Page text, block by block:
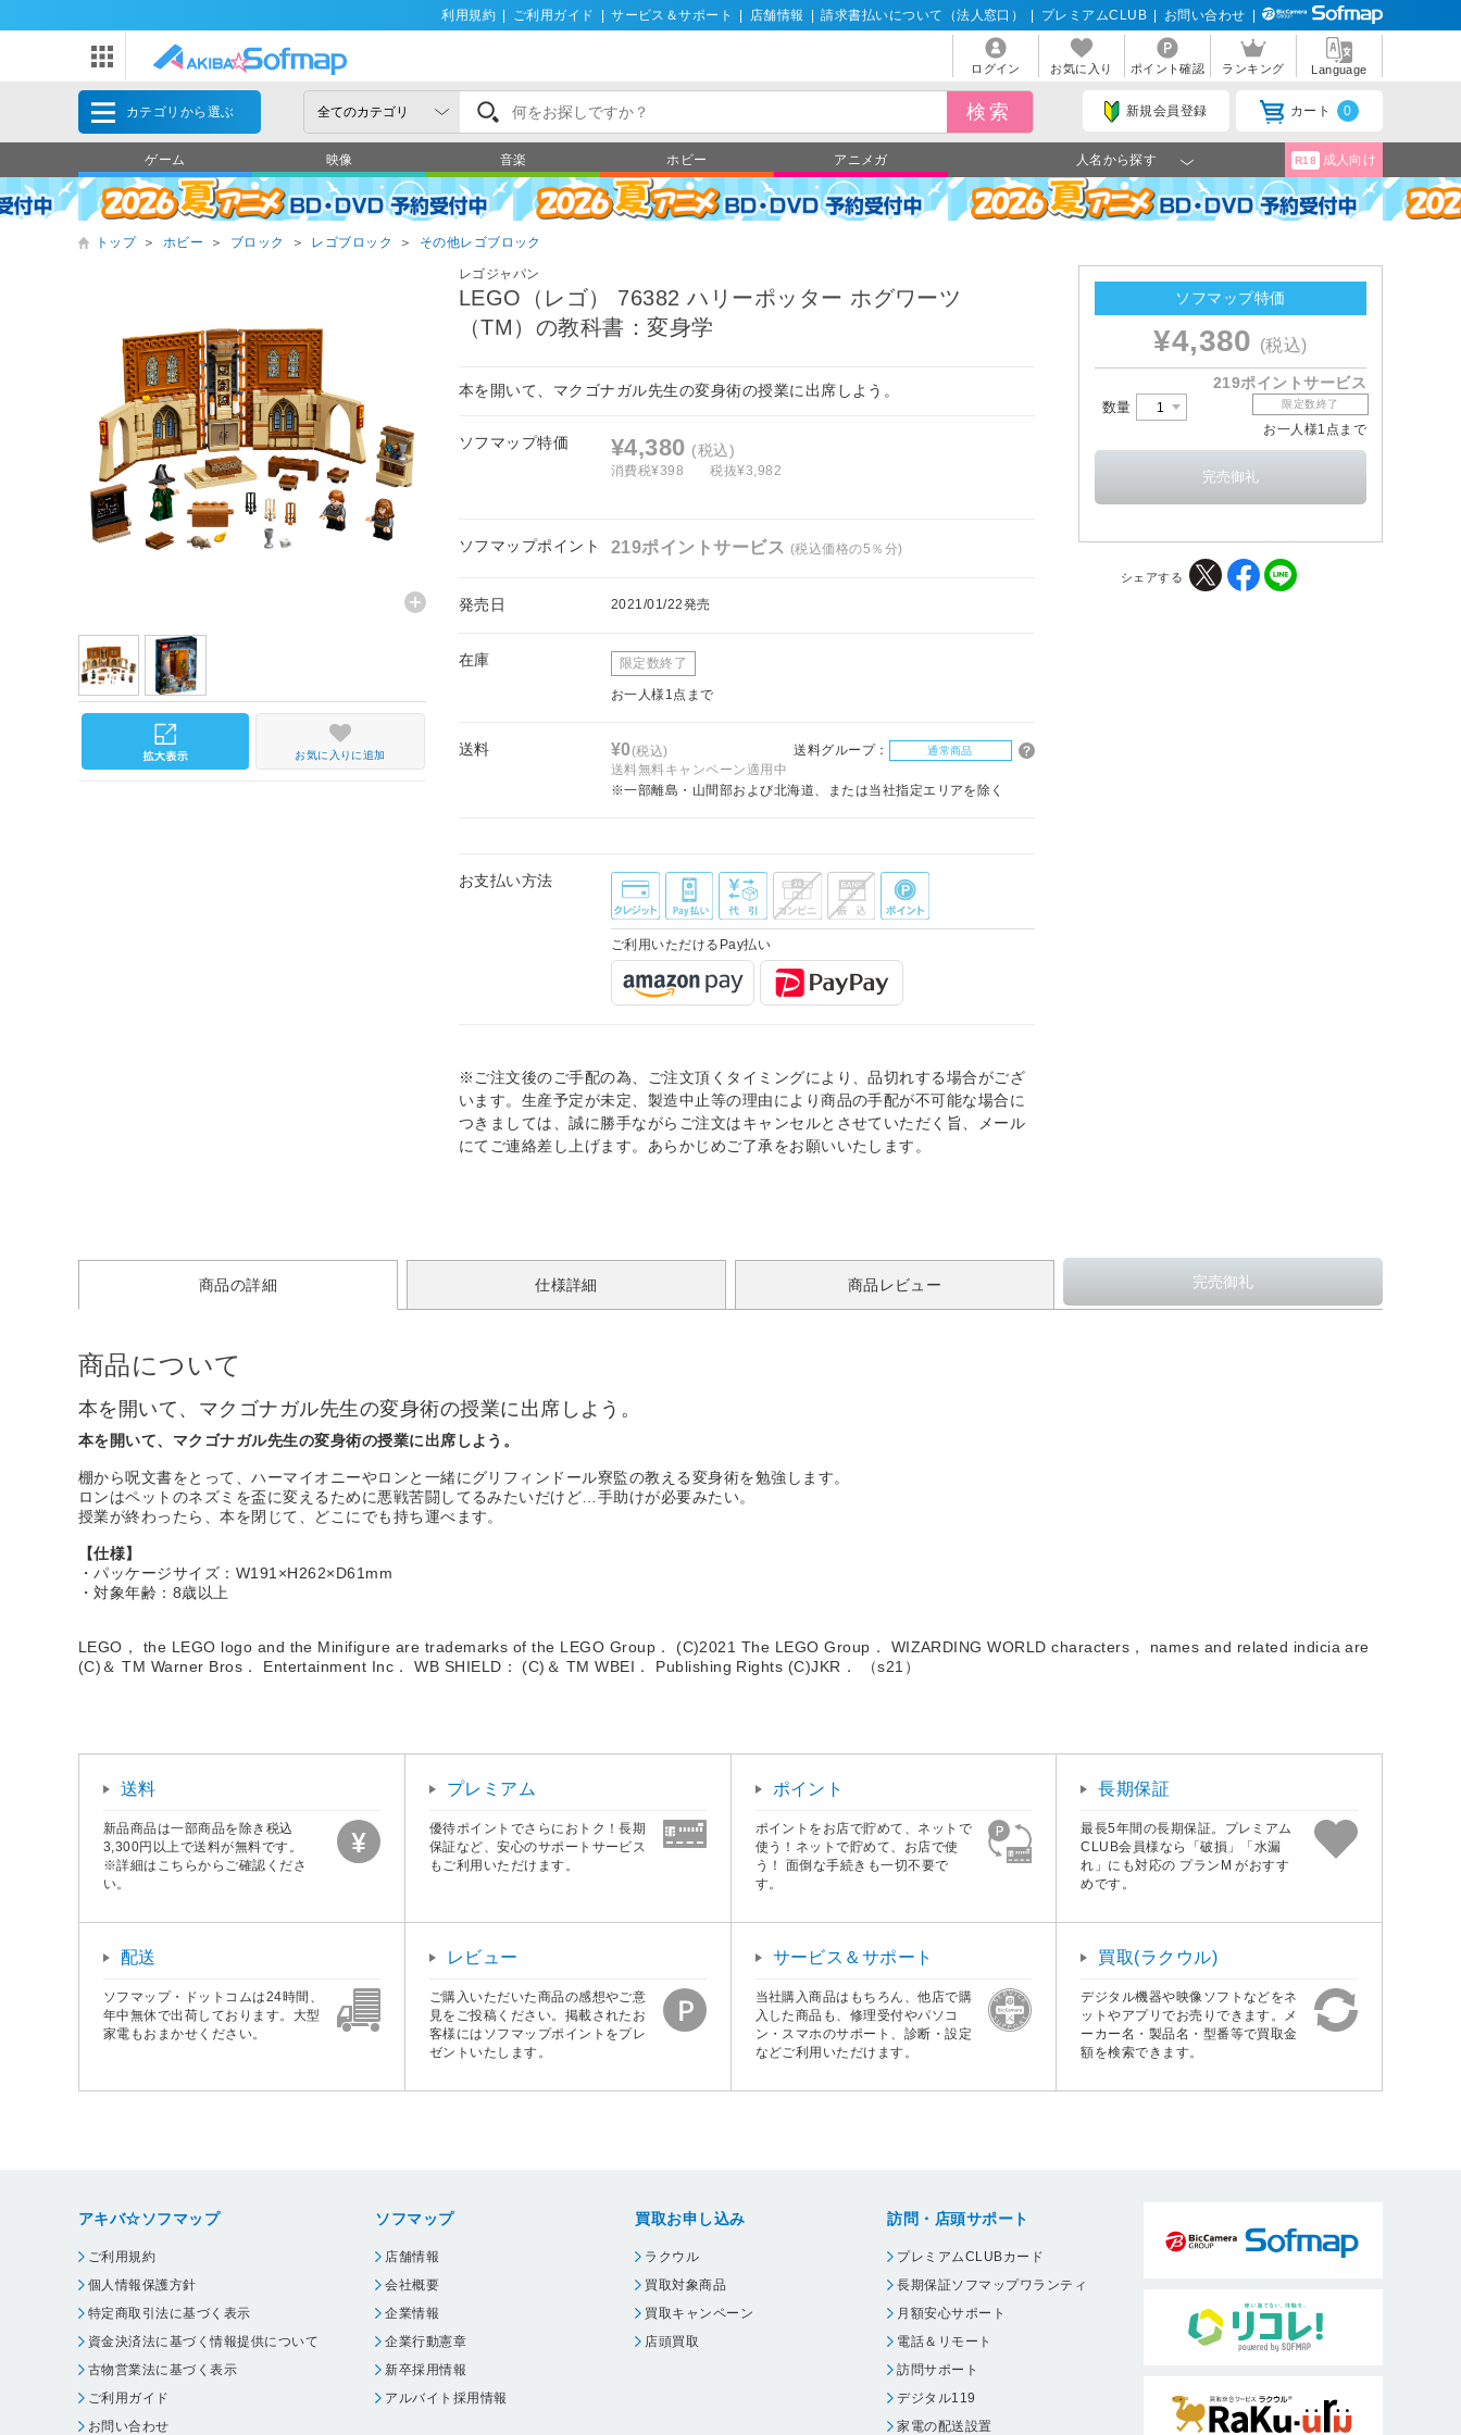
利用規約 ご利用ガイド サービス＆サポート 店舗情報 請求書払いについて（法人窓口） プレミアムCLUB お問い合わせ
ログイン お気に入り ポイント確認 ランキング Language
カテゴリから選ぶ 新規会員登録 カート 0
ゲーム 映像 音楽 ホビー アニメガ 人名から探す R18 成人向け
トップ ＞ ホビー ＞ ブロック ＞ レゴブロック ＞ その他レゴブロック
レゴジャパン
LEGO（レゴ） 76382 ハリーポッター ホグワーツ
（TM）の教科書：変身学
本を開いて、マクゴナガル先生の変身術の授業に出席しよう。
ソフマップ特価 ¥4,380 (税込)
消費税¥398 税抜¥3,982
ソフマップポイント 219ポイントサービス (税込価格の5％分)
発売日 2021/01/22発売
在庫 限定数終了
お一人様1点まで
送料 ¥0(税込) 送料グループ： 通常商品
送料無料キャンペーン適用中
※一部離島・山間部および北海道、または当社指定エリアを除く
お支払い方法
ご利用いただけるPay払い
※ご注文後のご手配の為、ご注文頂くタイミングにより、品切れする場合がござ
います。生産予定が未定、製造中止等の理由により商品の手配が不可能な場合に
つきましては、誠に勝手ながらご注文はキャンセルとさせていただく旨、メール
にてご連絡差し上げます。あらかじめご了承をお願いいたします。
お気に入りに追加
ソフマップ特価
¥4,380 (税込)
219ポイントサービス
数量 限定数終了
お一人様1点まで
シェアする
商品の詳細 仕様詳細 商品レビュー
商品について
本を開いて、マクゴナガル先生の変身術の授業に出席しよう。
本を開いて、マクゴナガル先生の変身術の授業に出席しよう。
棚から呪文書をとって、ハーマイオニーやロンと一緒にグリフィンドール寮監の教える変身術を勉強します。
ロンはペットのネズミを盃に変えるために悪戦苦闘してるみたいだけど…手助けが必要みたい。
授業が終わったら、本を閉じて、どこにでも持ち運べます。
【仕様】
・パッケージサイズ：W191×H262×D61mm
・対象年齢：8歳以上
LEGO， the LEGO logo and the Minifigure are trademarks of the LEGO Group． (C)2021 The LEGO Group． WIZARDING WORLD characters， names and related indicia are
(C)＆ TM Warner Bros． Entertainment Inc． WB SHIELD： (C)＆ TM WBEI． Publishing Rights (C)JKR． （s21）
送料
新品商品は一部商品を除き税込
3,300円以上で送料が無料です。
※詳細はこちらからご確認くださ
い。
プレミアム
優待ポイントでさらにおトク！長期
保証など、安心のサポートサービス
もご利用いただけます。
ポイント
ポイントをお店で貯めて、ネットで
使う！ネットで貯めて、お店で使
う！ 面倒な手続きも一切不要で
す。
長期保証
最長5年間の長期保証。プレミアム
CLUB会員様なら「破損」「水漏
れ」にも対応の プランM がおすす
めです。
配送
ソフマップ・ドットコムは24時間、
年中無休で出荷しております。大型
家電もおまかせください。
レビュー
ご購入いただいた商品の感想やご意
見をご投稿ください。掲載されたお
客様にはソフマップポイントをプレ
ゼントいたします。
サービス＆サポート
当社購入商品はもちろん、他店で購
入した商品も、修理受付やパソコ
ン・スマホのサポート、診断・設定
などご利用いただけます。
買取(ラクウル)
デジタル機器や映像ソフトなどをネ
ットやアプリでお売りできます。メ
ーカー名・製品名・型番等で買取金
額を検索できます。
アキバ☆ソフマップ
ご利用規約
個人情報保護方針
特定商取引法に基づく表示
資金決済法に基づく情報提供について
古物営業法に基づく表示
ご利用ガイド
お問い合わせ
ソフマップ
店舗情報
会社概要
企業情報
企業行動憲章
新卒採用情報
アルバイト採用情報
買取お申し込み
ラクウル
買取対象商品
買取キャンペーン
店頭買取
訪問・店頭サポート
プレミアムCLUBカード
長期保証ソフマップワランティ
月額安心サポート
電話＆リモート
訪問サポート
デジタル119
家電の配送設置